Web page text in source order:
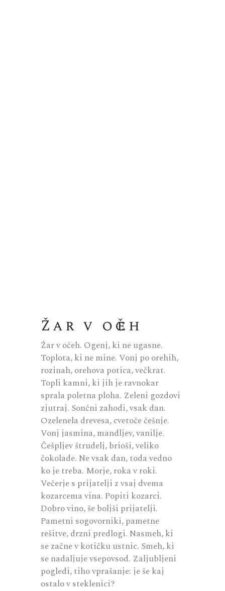
Žar v očeh
Žar v očeh. Ogenj, ki ne ugasne.
Toplota, ki ne mine. Vonj po orehih,
rozinah, orehova potica, večkrat.
Topli kamni, ki jih je ravnokar
sprala poletna ploha. Zeleni gozdovi
zjutraj. Sončni zahodi, vsak dan.
Ozelenela drevesa, cvetoče češnje.
Vonj jasmina, mandljev, vanilje.
Češpljev štrudelj, brioši, veliko
čokolade. Ne vsak dan, toda vedno
ko je treba. Morje, roka v roki.
Večerje s prijatelji z vsaj dvema
kozarcema vina. Popiti kozarci.
Dobro vino, še boljši prijatelji.
Pametni sogovorniki, pametne
rešitve, drzni predlogi. Nasmeh, ki
se začne v kotičku ustnic. Smeh, ki
se nadaljuje vsepovsod. Zaljubljeni
pogledi, tiho vprašanje: je še kaj
ostalo v steklenici?